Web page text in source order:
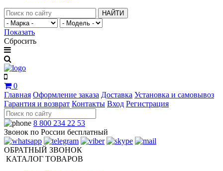
НАЙТИ
Показать
Сбросить
0
Главная Оформление заказа Доставка Установка и самовывоз
Гарантия и возврат Контакты Вход Регистрация
8 800 234 22 53
Звонок по России бесплатный
ОБРАТНЫЙ ЗВОНОК
КАТАЛОГ ТОВАРОВ